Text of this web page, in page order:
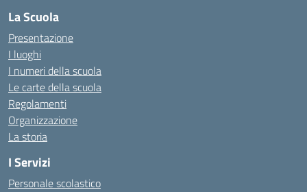
La Scuola
Presentazione
I luoghi
I numeri della scuola
Le carte della scuola
Regolamenti
Organizzazione
La storia
I Servizi
Personale scolastico